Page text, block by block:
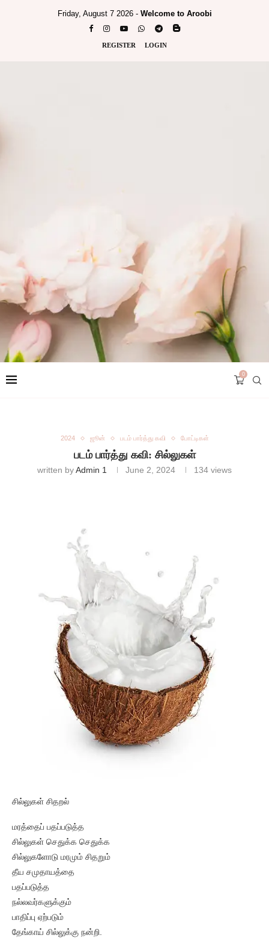
Friday, August 7 2026 - Welcome to Aroobi
REGISTER LOGIN
0
2024 ஜூன் படம் பார்த்து கவி போட்டிகள்
படம் பார்த்து கவி: சில்லுகள்
written byAdmin 1 June 2, 2024 134 views
சில்லுகள் சிதறல்
மரத்தைப் பதப்படுத்த
சில்லுகள் செதுக்க செதுக்க
சில்லுகளோடு மரமும் சிதறும்
தீய சமுதாயத்தை
பதப்படுத்த
நல்லவர்களுக்கும்
பாதிப்பு ஏற்படும்
தேங்காய் சில்லுக்கு நன்றி.